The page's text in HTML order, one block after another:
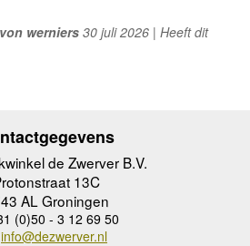
werniers30 juli 2026 | Heeft dit
de Zwerver B.V.
13C
AL Groningen
(0)50 - 3 12 69 50
info@dezwerver.nl